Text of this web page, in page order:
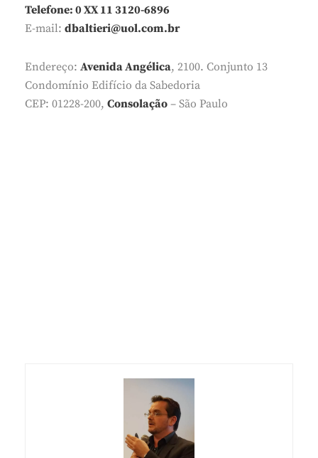
Telefone: 0 XX 11 3120-6896
E-mail: dbaltieri@uol.com.br
Endereço: Avenida Angélica, 2100. Conjunto 13
Condomínio Edifício da Sabedoria
CEP: 01228-200, Consolação – São Paulo